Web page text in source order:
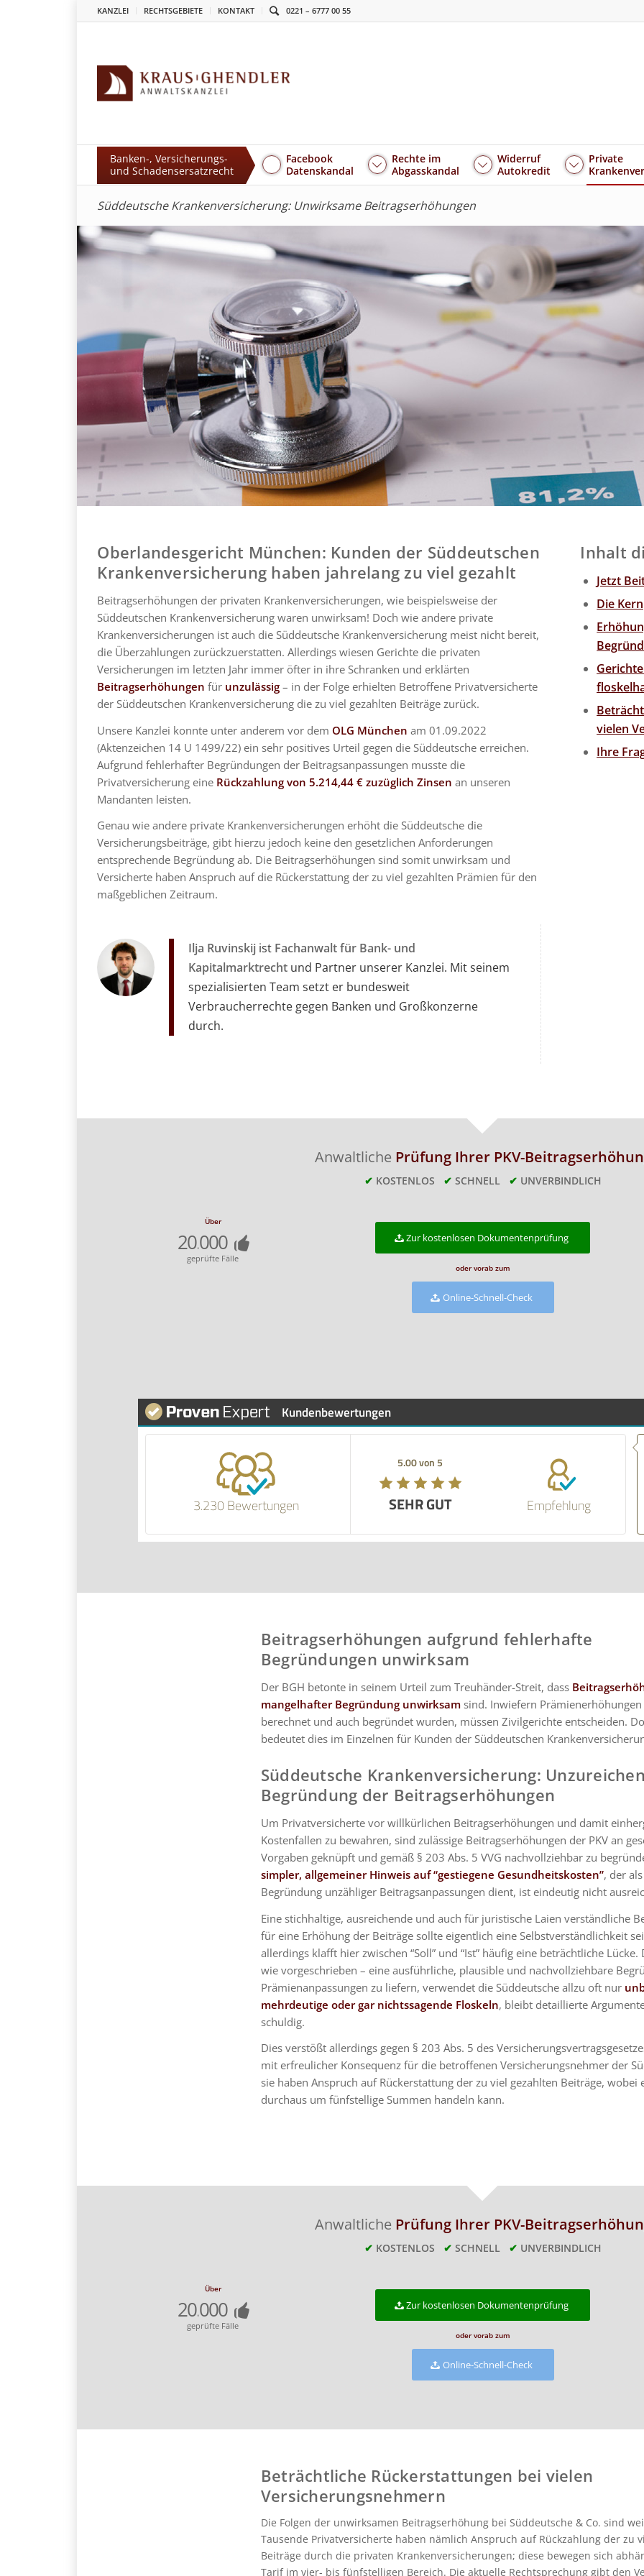
KANZLEI RECHTSGEBIETE KONTAKT 0221 – 6777 00 55
Banken-, Versicherungs-
und Schadensersatzrecht
Facebook
Datenskandal
Rechte im
Abgasskandal
Widerruf
Autokredit
Private
Süddeutsche Krankenversicherung: Unwirksame Beitragserhöhungen
Oberlandesgericht München: Kunden der Süddeutschen
Krankenversicherung haben jahrelang zu viel gezahlt
Beitragserhöhungen der privaten Krankenversicherungen, wie beispielsweise der
Süddeutschen Krankenversicherung waren unwirksam! Doch wie andere private
Krankenversicherungen ist auch die Süddeutsche Krankenversicherung meist nicht bereit,
die Überzahlungen zurückzuerstatten. Allerdings wiesen Gerichte die privaten
Versicherungen im letzten Jahr immer öfter in ihre Schranken und erklärten
Beitragserhöhungen für unzulässig – in der Folge erhielten Betroffene Privatversicherte
der Süddeutschen Krankenversicherung die zu viel gezahlten Beiträge zurück.
Unsere Kanzlei konnte unter anderem vor dem OLG Münchenam 01.09.2022
(Aktenzeichen 14 U 1499/22) ein sehr positives Urteil gegen die Süddeutsche erreichen.
Aufgrund fehlerhafter Begründungen der Beitragsanpassungen musste die
Privatversicherung eine Rückzahlung von 5.214,44 € zuzüglich Zinsen an unseren
Mandanten leisten.
Genau wie andere private Krankenversicherungen erhöht die Süddeutsche die
Versicherungsbeiträge, gibt hierzu jedoch keine den gesetzlichen Anforderungen
entsprechende Begründung ab. Die Beitragserhöhungen sind somit unwirksam und
Versicherte haben Anspruch auf die Rückerstattung der zu viel gezahlten Prämien für den
maßgeblichen Zeitraum.
Ilja Ruvinskij ist Fachanwalt für Bank- und
Kapitalmarktrecht und Partner unserer Kanzlei. Mit seinem
spezialisierten Team setzt er bundesweit
Verbraucherrechte gegen Banken und Großkonzerne
durch.
Inhalt
Jetzt
Die
vielen
Ihre
Anwaltliche Prüfung Ihrer PKV-
✔ KOSTENLOS ✔ SCHNELL ✔ UNVERBINDLICH
Über
20.000
geprüfte Fälle
Zur kostenlosen Dokumentenprüfung
oder vorab zum
Online-Schnell-Check
Kundenbewertungen
3.230 Bewertungen
5.00 von 5
SEHR GUT Empfehlung
Beitragserhöhungen aufgrund fehlerhafte
Begründungen unwirksam
Der BGH betonte in seinem Urteil zum Treuhänder-Streit, dass
mangelhafter Begründung unwirksamsind. Inwiefern
berechnet und auch begründet wurden, müssen Zivilgerichte entscheiden.
bedeutet dies im Einzelnen für Kunden der Süddeutschen
Süddeutsche Krankenversicherung:
Begründung der Beitragserhöhungen
Um Privatversicherte vor willkürlichen Beitragserhöhungen und damit
Kostenfallen zu bewahren, sind zulässige Beitragserhöhungen der PKV an
Vorgaben geknüpft und gemäß § 203 Abs. 5 VVG nachvollziehbar zu
simpler, allgemeiner Hinweis auf “gestiegene Gesundheitskosten”, der als
Begründung unzähliger Beitragsanpassungen dient, ist eindeutig nicht
Eine stichhaltige, ausreichende und auch für juristische Laien verständliche
für eine Erhöhung der Beiträge sollte eigentlich eine Selbstverständlichkeit
allerdings klafft hier zwischen “Soll” und “Ist” häufig eine beträchtliche Lücke.
wie vorgeschrieben – eine ausführliche, plausible und nachvollziehbare
Prämienanpassungen zu liefern, verwendet die Süddeutsche allzu oft nur
mehrdeutige oder gar nichtssagende Floskeln, bleibt detaillierte
schuldig.
Dies verstößt allerdings gegen § 203 Abs. 5 des
mit erfreulicher Konsequenz für die betroffenen Versicherungsnehmer der
sie haben Anspruch auf Rückerstattung der zu viel gezahlten Beiträge, wobei
durchaus um fünfstellige Summen handeln kann.
Anwaltliche Prüfung Ihrer PKV-
✔ KOSTENLOS ✔ SCHNELL ✔ UNVERBINDLICH
Über
20.000
geprüfte Fälle
Zur kostenlosen Dokumentenprüfung
oder vorab zum
Online-Schnell-Check
Beträchtliche Rückerstattungen bei vielen
Versicherungsnehmern
Die Folgen der unwirksamen Beitragserhöhung bei Süddeutsche & Co. sind
Tausende Privatversicherte haben nämlich Anspruch auf Rückzahlung der zu
Beiträge durch die privaten Krankenversicherungen; diese bewegen sich
Tarif im vier- bis fünfstelligen Bereich. Die aktuelle Rechtsprechung gibt den